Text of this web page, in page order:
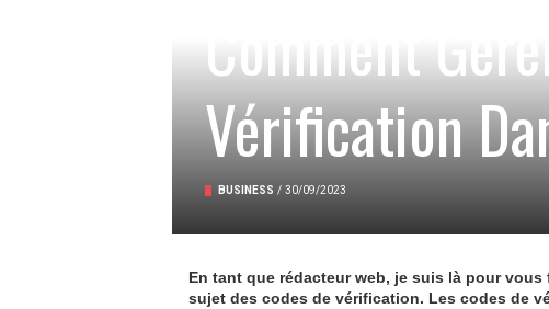
Comment
Vérification
BUSINESS / 30/09/2023
En tant que rédacteur web, je suis là pour
sujet des codes de vérification. Les codes de